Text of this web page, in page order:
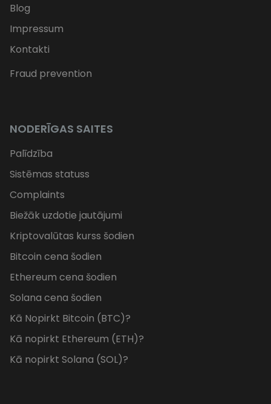
Blog
Impressum
Kontakti
Fraud prevention
NODERĪGAS SAITES
Palīdzība
Sistēmas statuss
Complaints
Biežāk uzdotie jautājumi
Kriptovalūtas kurss šodien
Bitcoin cena šodien
Ethereum cena šodien
Solana cena šodien
Kā Nopirkt Bitcoin (BTC)?
Kā nopirkt Ethereum (ETH)?
Kā nopirkt Solana (SOL)?